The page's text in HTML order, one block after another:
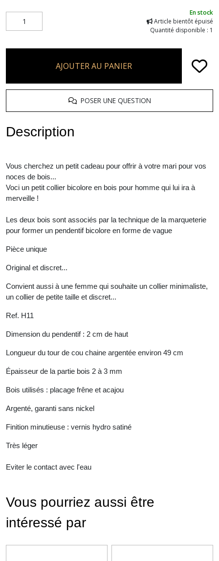
En stock
Article bientôt épuisé
Quantité disponible : 1
AJOUTER AU PANIER
POSER UNE QUESTION
Description
Vous cherchez un petit cadeau pour offrir à votre mari pour vos
noces de bois...
Voci un petit collier bicolore en bois pour homme qui lui ira à
merveille !
Les deux bois sont associés par la technique de la marqueterie
pour former un pendentif bicolore en forme de vague
Pièce unique
Original et discret...
Convient aussi à une femme qui souhaite un collier minimaliste,
un collier de petite taille et discret...
Ref. H11
Dimension du pendentif : 2 cm de haut
Longueur du tour de cou chaine argentée environ 49 cm
Épaisseur de la partie bois 2 à 3 mm
Bois utilisés : placage frêne et acajou
Argenté, garanti sans nickel
Finition minutieuse : vernis hydro satiné
Très léger
Eviter le contact avec l'eau
Vous pourriez aussi être
intéressé par